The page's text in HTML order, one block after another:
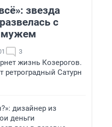
звезда
с
3
жизнь Козерогов.
ретроградный Сатурн
дизайнер из
деньги